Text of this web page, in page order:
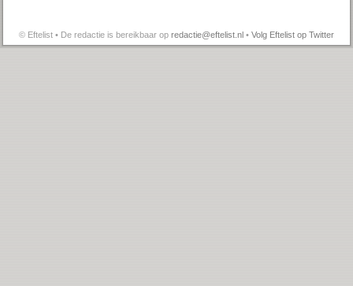
© Eftelist • De redactie is bereikbaar op redactie@eftelist.nl • Volg Eftelist op Twitter